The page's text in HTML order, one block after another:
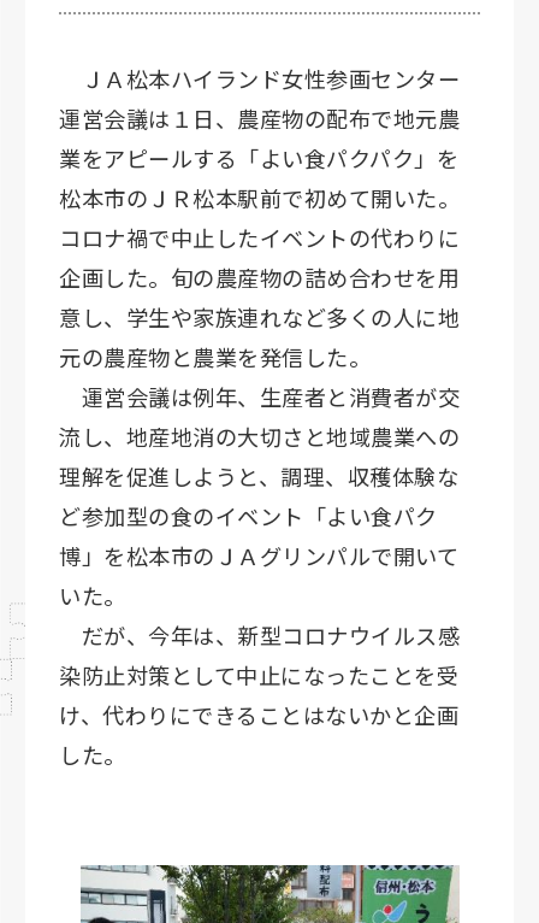
ＪＡ松本ハイランド女性参画センター
運営会議は１日、農産物の配布で地元農
業をアピールする「よい食パクパク」を
松本市のＪＲ松本駅前で初めて開いた。
コロナ禍で中止したイベントの代わりに
企画した。旬の農産物の詰め合わせを用
意し、学生や家族連れなど多くの人に地
元の農産物と農業を発信した。
運営会議は例年、生産者と消費者が交
流し、地産地消の大切さと地域農業への
理解を促進しようと、調理、収穫体験な
ど参加型の食のイベント「よい食パク
博」を松本市のＪＡグリンパルで開いて
いた。
だが、今年は、新型コロナウイルス感
染防止対策として中止になったことを受
け、代わりにできることはないかと企画
した。